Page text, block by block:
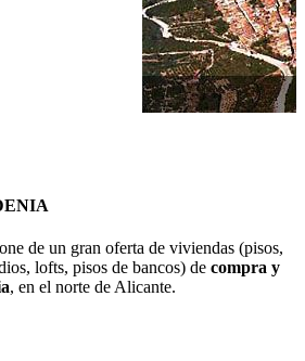
de un gran oferta de viviendas (pisos,
lofts, pisos de bancos) de compra y
, en el norte de Alicante.